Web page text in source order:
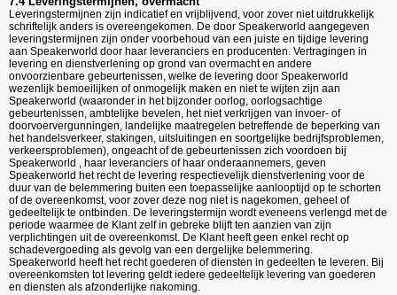
Leveringstermijnen zijn indicatief en vrijblijvend, voor zover niet uitdrukkelijk
schriftelijk anders is overeengekomen. De door Speakerworld aangegeven
leveringstermijnen zijn onder voorbehoud van een juiste en tijdige levering
aan Speakerworld door haar leveranciers en producenten. Vertragingen in
levering en dienstverlening op grond van overmacht en andere
onvoorzienbare gebeurtenissen, welke de levering door Speakerworld
wezenlijk bemoeilijken of onmogelijk maken en niet te wijten zijn aan
Speakerworld (waaronder in het bijzonder oorlog, oorlogsachtige
gebeurtenissen, ambtelijke bevelen, het niet verkrijgen van invoer- of
doorvoervergunningen, landelijke maatregelen betreffende de beperking van
het handelsverkeer, stakingen, uitsluitingen en soortgelijke bedrijfsproblemen,
verkeersproblemen), ongeacht of de gebeurtenissen zich voordoen bij
Speakerworld , haar leveranciers of haar onderaannemers, geven
Speakerworld het recht de levering respectievelijk dienstverlening voor de
duur van de belemmering buiten een toepasselijke aanlooptijd op te schorten
of de overeenkomst, voor zover deze nog niet is nagekomen, geheel of
gedeeltelijk te ontbinden. De leveringstermijn wordt eveneens verlengd met de
periode waarmee de Klant zelf in gebreke blijft ten aanzien van zijn
verplichtingen uit de overeenkomst. De Klant heeft geen enkel recht op
schadevergoeding als gevolg van een dergelijke belemmering.
Speakerworld heeft het recht goederen of diensten in gedeelten te leveren. Bij
overeenkomsten tot levering geldt iedere gedeeltelijk levering van goederen
en diensten als afzonderlijke nakoming.